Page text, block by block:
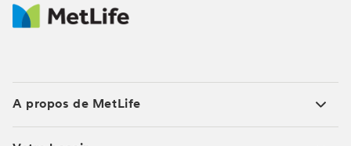
A propos de MetLife